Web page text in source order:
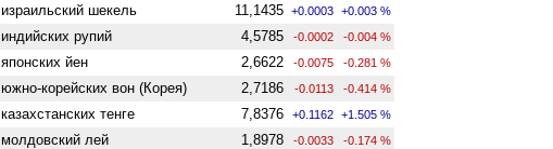
израильский шекель 11,1435 +0.0003 +0.003 %
индийских рупий 4,5785 -0.0002 -0.004 %
японских йен 2,6622 -0.0075 -0.281 %
южно-корейских вон (Корея) 2,7186 -0.0113 -0.414 %
казахстанских тенге 7,8376 +0.1162 +1.505 %
молдовский лей 1,8978 -0.0033 -0.174 %